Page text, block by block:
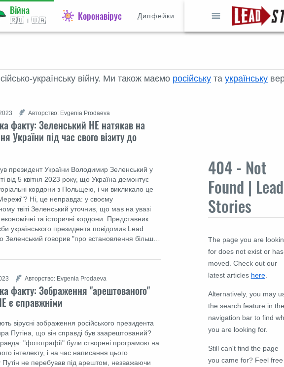
Війна
🇷🇺 і 🇺🇦 Коронавірус Дипфейки
українську війну. Ми також маємо російську та українську
факту: Зеленський НЕ натякав на
України під час свого візиту до
президент України Володимир Зеленський у
від 5 квітня 2023 року, що Україна демонтує
кордони з Польщею, і чи викликало це
Ні, це неправда: у своєму
твіті Зеленський уточнив, що мав на увазі
економічні та історичні кордони. Представник
українського президента повідомив Lead
Зеленський говорив "про встановлення більш…
Авторство: Evgenia Prodaeva
факту: Зображення "арештованого"
є справжніми
вірусні зображення російського президента
Путіна, що він справді був заарештований?
"фотографії" були створені програмою на
інтелекту, і на час написання цього
Путін не перебував під арештом, незважаючи
Авторство: Evgenia Prodaeva
404 - Not
Found | Lead
Stories
The page you are
for does not exist or has
moved. Check out our
latest articles here.
Alternatively, you may
the search feature in the
navigation bar to find
you are looking for.
Still can't find the page
you came for? Feel